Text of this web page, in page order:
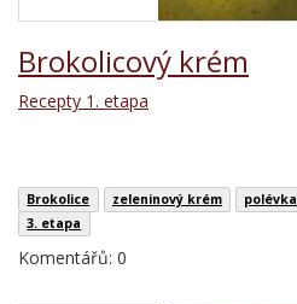
Brokolicový krém
Recepty 1. etapa
Brokolice zeleninový krém polévka
3. etapa
Komentářů: 0